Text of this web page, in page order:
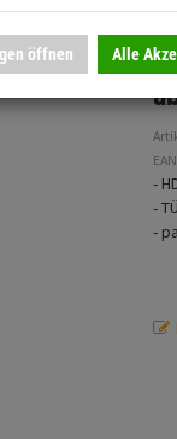
für FuelFriend-
-
-
-
öffnen Alle